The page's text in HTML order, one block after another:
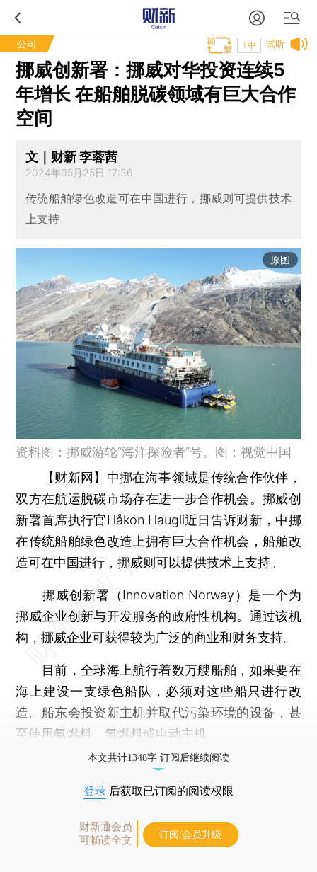
公司 试听
T中
挪威创新署：挪威对华投资连续5
年增长 在船舶脱碳领域有巨大合作
空间
文｜财新 李蓉茜
2024年05月25日 17:36
传统船舶绿色改造可在中国进行，挪威则可提供技术
上支持
原图
资料图：挪威游轮“海洋探险者”号。图：视觉中国
【财新网】 中挪在海事领域是传统合作伙伴，
双方在航运脱碳市场存在进一步合作机会。挪威创
新署首席执行官Håkon Haugli近日告诉财新，中挪
在传统船舶绿色改造上拥有巨大合作机会，船舶改
造可在中国进行，挪威则可以提供技术上支持。
挪威创新署（Innovation Norway）是一个为
挪威企业创新与开发服务的政府性机构。通过该机
构，挪威企业可获得较为广泛的商业和财务支持。
目前，全球海上航行着数万艘船舶，如果要在
海上建设一支绿色船队，必须对这些船只进行改
造。船东会投资新主机并取代污染环境的设备，甚
至使用氨燃料、氢燃料或电动主机。
本文共计1348字 订阅后继续阅读
登录 后获取已订阅的阅读权限
财新通会员
可畅读全文
订阅/会员升级